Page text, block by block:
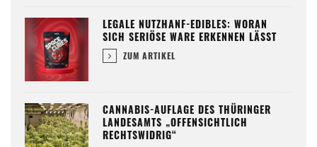
LEGALE NUTZHANF-EDIBLES: WORAN
SICH SERIÖSE WARE ERKENNEN LÄSST
ZUM ARTIKEL
CANNABIS-AUFLAGE DES THÜRINGER
LANDESAMTS „OFFENSICHTLICH
RECHTSWIDRIG“